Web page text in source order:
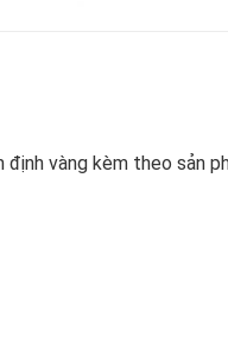
vàng kèm theo sản